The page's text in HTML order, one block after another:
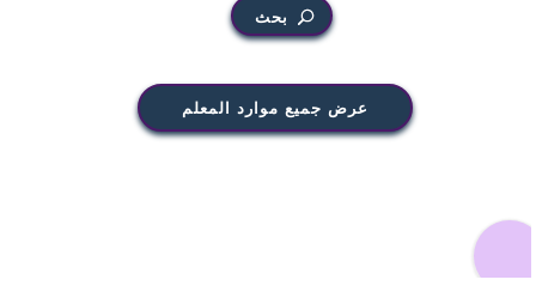
بحث
عرض جميع موارد المعلم